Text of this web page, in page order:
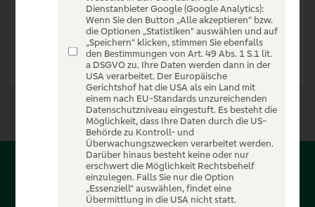
Über PSD-Entertain
Dienstanbieter Google (Google Analytics):
Wenn Sie den Button „Alle akzeptieren“ bzw.
die Optionen „Statistiken“ auswählen und auf
„Speichern“ klicken, stimmen Sie ebenfalls
den Bestimmungen von Art. 49 Abs. 1 S.1 lit.
a DSGVO zu. Ihre Daten werden dann in der
USA verarbeitet. Der Europäische
Gerichtshof hat die USA als ein Land mit
einem nach EU-Standards unzureichenden
Datenschutzniveau eingestuft. Es besteht die
Möglichkeit, dass Ihre Daten durch die US-
Behörde zu Kontroll- und
Überwachungszwecken verarbeitet werden.
Darüber hinaus besteht keine oder nur
erschwert die Möglichkeit Rechtsbehelf
einzulegen. Falls Sie nur die Option
„Essenziell“ auswählen, findet eine
Übermittlung in die USA nicht statt.